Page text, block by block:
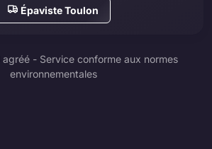
Épaviste Toulon
agréé - Service conforme aux normes
environnementales